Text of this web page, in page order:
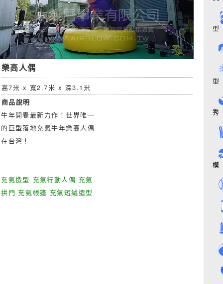
樂高人偶
高7米 x 寬2.7米 x 深3.1米
商品說明
牛年開春最新力作！世界唯一
的巨型落地充氣牛年樂高人偶
在台灣！
充氣造型 充氣行動人偶 充氣
拱門 充氣帳篷 充氣短絨造型
型
型
秀
模